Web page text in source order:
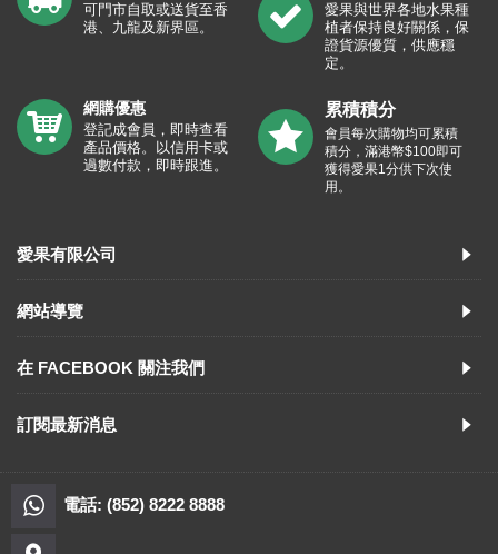
可門市自取或送貨至香
港、九龍及新界區。
愛果與世界各地水果種
植者保持良好關係，保
證貨源優質，供應穩
定。
網購優惠
登記成會員，即時查看
產品價格。以信用卡或
過數付款，即時跟進。
累積積分
會員每次購物均可累積
積分，滿港幣$100即可
獲得愛果1分供下次使
用。
愛果有限公司
網站導覽
在 FACEBOOK 關注我們
訂閱最新消息
電話: (852) 8222 8888